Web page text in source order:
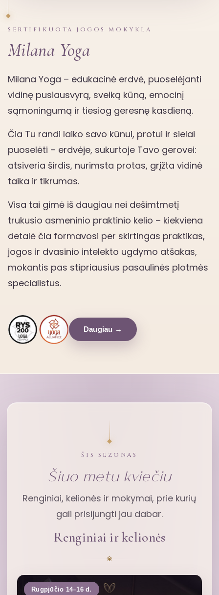
SERTIFIKUOTA JOGOS MOKYKLA
Milana Yoga
Milana Yoga – edukacinė erdvė, puoselėjanti
vidinę pusiausvyrą, sveiką kūną, emocinį
sąmoningumą ir tiesiog geresnę kasdieną.
Čia Tu randi laiko savo kūnui, protui ir sielai
puoselėti – erdvėje, sukurtoje Tavo gerovei:
atsiveria širdis, nurimsta protas, grįžta vidinė
taika ir tikrumas.
Visa tai gimė iš daugiau nei dešimtmetį
trukusio asmeninio praktinio kelio – kiekviena
detalė čia formavosi per skirtingas praktikas,
jogos ir dvasinio intelekto ugdymo atšakas,
mokantis pas stipriausius pasaulinės plotmės
specialistus.
Daugiau →
ŠIS SEZONAS
Šiuo metu kviečiu
Renginiai, kelionės ir mokymai, prie kurių
gali prisijungti jau dabar.
Renginiai ir kelionės
❀
Rugpjūčio 14–16 d.